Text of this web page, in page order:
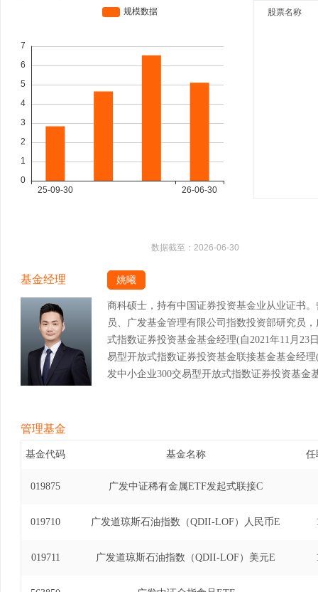
数据截至： 2026-06-30
股票名称
基金经理 姚曦
商科硕士，持有中国证券投资基金业从业证书
员、广发基金管理有限公司指数投资部研究员
式指数证券投资基金基金经理(自2021年11月23
易型开放式指数证券投资基金联接基金基金经理
发中小企业300交易型开放式指数证券投资基金
基金经理(自2022年10月19日至2026年6月10日
型开放式指数证券投资基金发起式联接基金基金
管理基金
基金代码 基金名称 任
019875 广发中证稀有金属ETF发起式联接C
019710 广发道琼斯石油指数（QDII-LOF）人民币E
019711 广发道琼斯石油指数（QDII-LOF）美元E